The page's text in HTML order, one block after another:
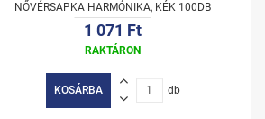
NŐVÉRSAPKA HARMÓNIKA, KÉK 100DB
1 071 Ft
RAKTÁRON
KOSÁRBA db